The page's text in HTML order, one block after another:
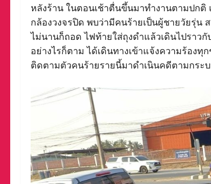
หลังร้าน ในตอนเช้าตื่นขึ้นมาทำงานตามปกติ
กล้องวงจรปิด พบว่ามีคนร้ายเป็นผู้ชายวัยรุ่น
ไม่นานก็ถอด ไฟท้ายใส่ถุงดำแล้วเดินไปราวกั
อย่างไรก็ตาม ได้เดินทางเข้าแจ้งความร้อง
ติดตามตัวคนร้ายรายนี้มาดำเนินคดีตามกระ